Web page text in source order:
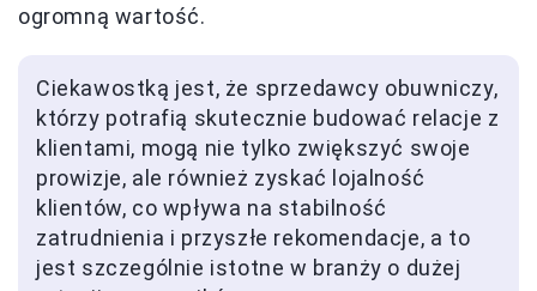
ogromną wartość.
Ciekawostką jest, że sprzedawcy obuwniczy,
którzy potrafią skutecznie budować relacje z
klientami, mogą nie tylko zwiększyć swoje
prowizje, ale również zyskać lojalność
klientów, co wpływa na stabilność
zatrudnienia i przyszłe rekomendacje, a to
jest szczególnie istotne w branży o dużej